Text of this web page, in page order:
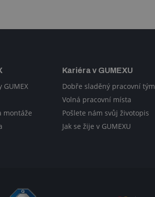
montáže
Kariéra v GUMEXU
Dobře sladěný pracovní tým
Volná pracovní místa
Pošlete nám svůj životopis
Jak se žije v GUMEXU